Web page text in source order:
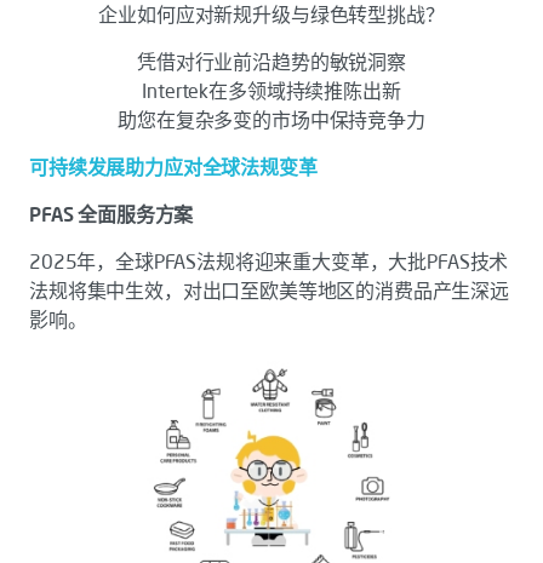
企业如何应对新规升级与绿色转型挑战？
凭借对行业前沿趋势的敏锐洞察
Intertek在多领域持续推陈出新
助您在复杂多变的市场中保持竞争力
可持续发展助力应对全球法规变革
PFAS 全面服务方案
2025年，全球PFAS法规将迎来重大变革，大批PFAS技术
法规将集中生效，对出口至欧美等地区的消费品产生深远
影响。